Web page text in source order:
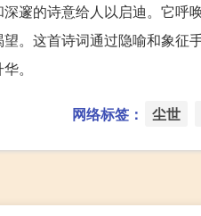
邃的诗意给人以启迪。它
。这首诗词通过隐喻和象
。
网络标签： 尘世